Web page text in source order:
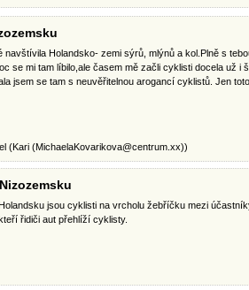
navštívila Holandsko- zemi sýrů, mlýnů a kol.Plně s
se mi tam líbilo,ale časem mě začli cyklisti docela už i
jsem se tam s neuvěřitelnou arogancí cyklistů. Jen
(Kari (MichaelaKovarikova@centrum.xx))
jsou cyklisti na vrcholu žebříčku mezi
řidiči aut přehlíží cyklisty.